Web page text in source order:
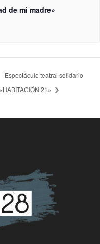
de mi madre»
Espectáculo teatral solidario
«HABITACIÓN 21»